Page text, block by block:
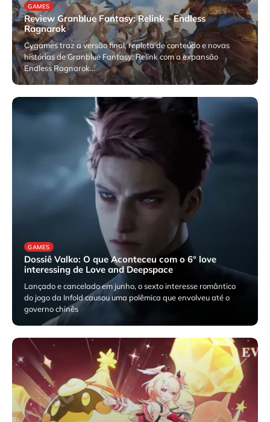
GAMES
Review Granblue Fantasy: Relink – Endless
Ragnarok
Cygames traz a versão final, repleta de conteúdo e novas
histórias de Granblue Fantasy: Relink com a expansão
Endless Ragnarok…
julho 22, 2026
GAMES
Dossiê Valko: O que Aconteceu com o 6° love
interessing de Love and Deepspace
Lançado e cancelado em junho, o sexto interesse romântico
do jogo da Infold causou uma polêmica que envolveu até o
governo chinês
julho 3, 2026